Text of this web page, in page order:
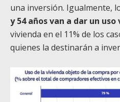
una inversión. Igualmente,
y 54 años van a dar un uso
vivienda en el 11% de los
quienes la destinarán a